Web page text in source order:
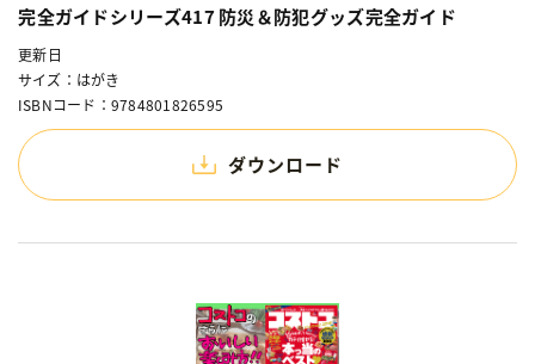
完全ガイドシリーズ417 防災＆防犯グッズ完全ガイド
更新日
サイズ：はがき
ISBNコード：9784801826595
ダウンロード